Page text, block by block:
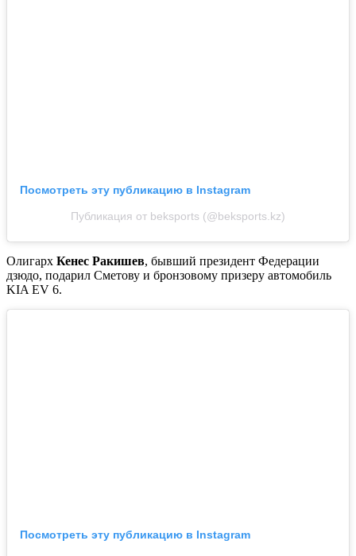
Посмотреть эту публикацию в Instagram
Публикация от beksports (@beksports.kz)
Олигарх Кенес Ракишев, бывший президент Федерации
дзюдо, подарил Сметову и бронзовому призеру автомобиль
KIA EV 6.
Посмотреть эту публикацию в Instagram